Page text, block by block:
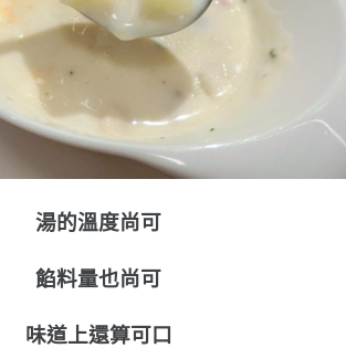
湯的溫度尚可
餡料量也尚可
味道上還算可口